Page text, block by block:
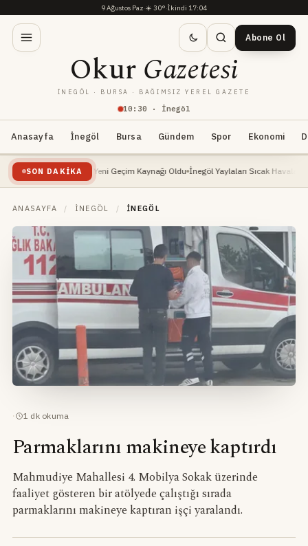
9 Ağustos Paz·☀️ 30°·İkindi 17:04
10 : 30 · İnegöl
OkurGazetesi
İNEGÖL · BURSA · BAĞIMSIZ YEREL GAZETE
Abone Ol
Anasayfa İnegöl Bursa Gündem Spor Ekonomi
SON DAKIKA
Yeni Geçim Kaynağı Oldu İnegöl Yaylaları Sıcak Havalarda Doğa
ANASAYFA / İNEGÖL / İNEGÖL
· 1 dk okuma
Parmaklarını makineye kaptırdı
Mahmudiye Mahallesi 4. Mobilya Sokak üzerinde
faaliyet gösteren bir atölyede çalıştığı sırada
parmaklarını makineye kaptıran işçi yaralandı.